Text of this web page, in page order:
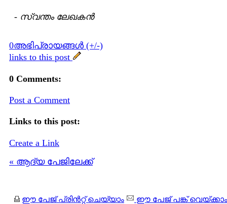
- സ്വന്തം ലേഖകന്‍
0അഭിപ്രായങ്ങള്‍ (+/-)
links to this post
0 Comments:
Post a Comment
Links to this post:
Create a Link
« ആദ്യ പേജിലേക്ക്
ഈ പേജ് പ്രിന്‍റ്റ് ചെയ്യാം ഈ പേജ് പങ്ക് വെയ്ക്കാം